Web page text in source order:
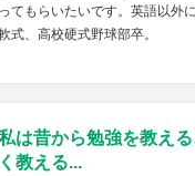
ってもらいたいです。英語以外
式、高校硬式野球部卒。
は昔から勉強を教え
く教える...